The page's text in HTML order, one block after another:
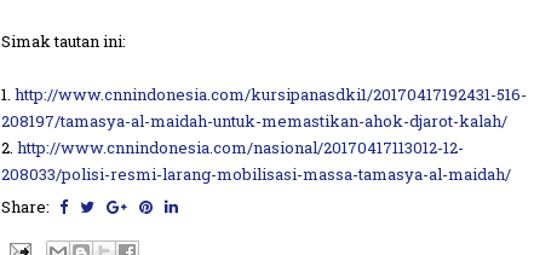
Simak tautan ini:
1. http://www.cnnindonesia.com/kursipanasdki1/20170417192431-516-
208197/tamasya-al-maidah-untuk-memastikan-ahok-djarot-kalah/
2. http://www.cnnindonesia.com/nasional/20170417113012-12-
208033/polisi-resmi-larang-mobilisasi-massa-tamasya-al-maidah/
Share: